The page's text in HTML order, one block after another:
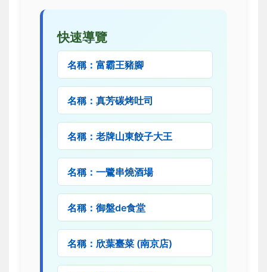
快速導覽
名稱：富霸王豬腳
名稱：真芳碳烤吐司
名稱：老牌山東餃子大王
名稱：一鷺串燒酒場
名稱：御盤de食堂
名稱：欣葉臺菜 (南京店)